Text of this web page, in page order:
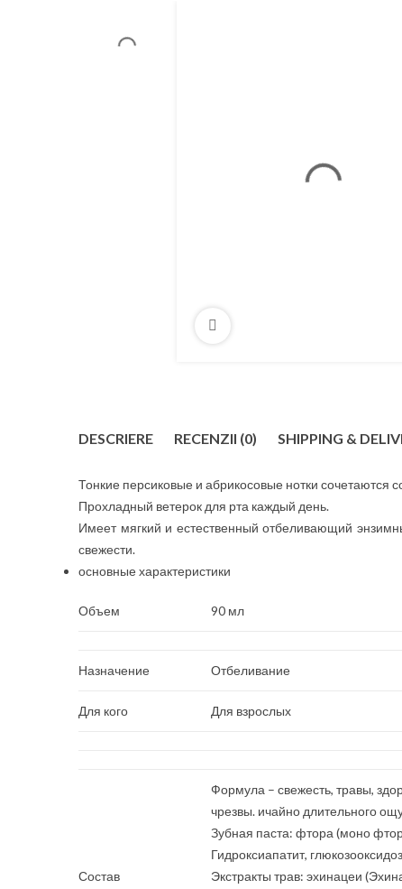
DESCRIERE RECENZII (0) SHIPPING &
Тонкие персиковые и абрикосовые нотки
Прохладный ветерок для рта каждый день.
Имеет мягкий и естественный отбеливающий
свежести.
основные характеристики
Объем 90 мл
Назначение Отбеливание
Для кого Для взрослых
Состав
Формула – свежесть, травы,
чрезвы. ичайно длительного
Зубная паста: фтора (моно
Гидроксиапатит,
Экстракты трав: эхинацеи